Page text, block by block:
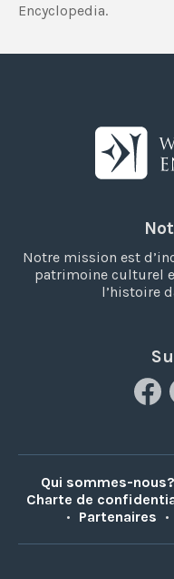
Encyclopedia.
Notre mission est
patrimoine culturel
l’histoire
Qui sommes-nous?
Charte de
• Partenaires •